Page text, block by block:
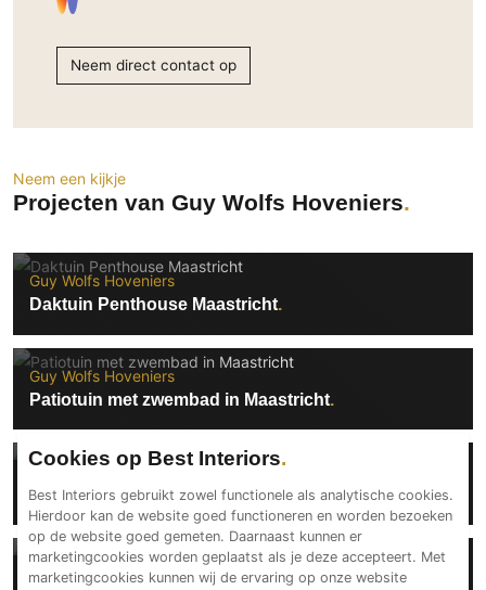
Schilderwerk
Spuitwerk
Technologie
Thuisbioscoop
Mirror TV
Fitnessapparatuur
Overig
Aannemers Interieur
Akoestiek
Binnenzwembaden
Wellness
Wijnkelder en wijnkasten
Neem direct contact op
Neem een kijkje
Projecten van Guy Wolfs Hoveniers
Guy Wolfs Hoveniers
Daktuin Penthouse Maastricht
Guy Wolfs Hoveniers
Patiotuin met zwembad in Maastricht
Guy Wolfs Hoveniers
Vijvertuin in Eijsden
Guy Wolfs Hoveniers
Cookies op Best Interiors
Best Interiors gebruikt zowel functionele als analytische cookies.
Hierdoor kan de website goed functioneren en worden bezoeken
op de website goed gemeten. Daarnaast kunnen er
marketingcookies worden geplaatst als je deze accepteert. Met
marketingcookies kunnen wij de ervaring op onze website